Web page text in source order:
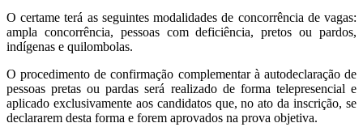
O certame terá as seguintes modalidades de concorrência de vagas:
ampla concorrência, pessoas com deficiência, pretos ou pardos,
indígenas e quilombolas.
O procedimento de confirmação complementar à autodeclaração de
pessoas pretas ou pardas será realizado de forma telepresencial e
aplicado exclusivamente aos candidatos que, no ato da inscrição, se
declararem desta forma e forem aprovados na prova objetiva.